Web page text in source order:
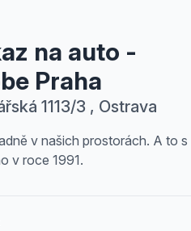
na auto -
Praha
1113/3 , Ostrava
v našich prostorách. A to s
v roce 1991.